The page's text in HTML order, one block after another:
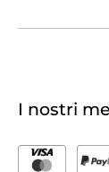
I nostri